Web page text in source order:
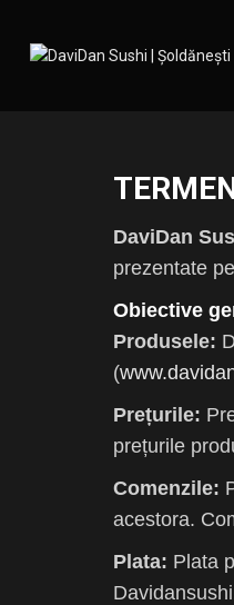
DaviDan
prezentate
Obiective
Produsele:
(
Prețurile:
prețurile
Comenzile:
acestora.
Plata: Plata